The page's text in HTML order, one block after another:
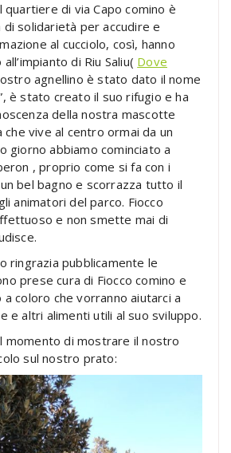
di via Capo comino è
solidarietà per accudire e
al cucciolo, così, hanno
di Riu Saliu( Dove
agnellino è stato dato il nome
è stato creato il suo rifugio e ha
della nostra mascotte
vive al centro ormai da un
giorno abbiamo cominciato a
, proprio come si fa con i
bel bagno e scorrazza tutto il
animatori del parco. Fiocco
e non smette mai di
ringrazia pubblicamente le
prese cura di Fiocco comino e
coloro che vorranno aiutarci a
e altri alimenti utili al suo sviluppo.
momento di mostrare il nostro
sul nostro prato: